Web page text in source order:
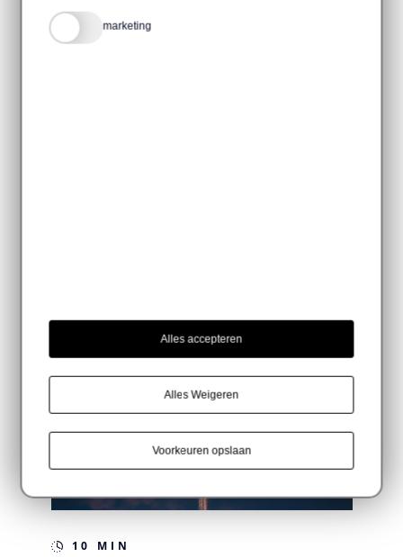
10 MIN
marketing
Alles accepteren
Alles Weigeren
Voorkeuren opslaan